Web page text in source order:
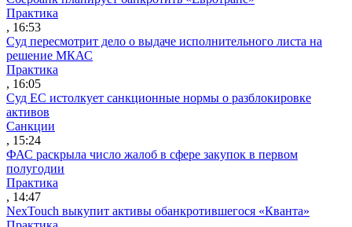
Практика
, 16:53
Суд пересмотрит дело о выдаче исполнительного листа на
решение МКАС
Практика
, 16:05
Суд ЕС истолкует санкционные нормы о разблокировке
активов
Санкции
, 15:24
ФАС раскрыла число жалоб в сфере закупок в первом
полугодии
Практика
, 14:47
NexTouch выкупит активы обанкротившегося «Кванта»